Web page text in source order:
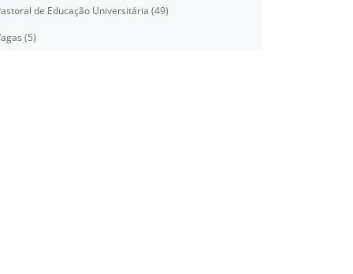
de Educação Universitária (49)
(5)